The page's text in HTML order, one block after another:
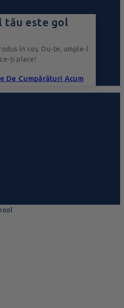
tău este gol
în coș. Du-te, umple-l
ți place!
De Cumpărături Acum